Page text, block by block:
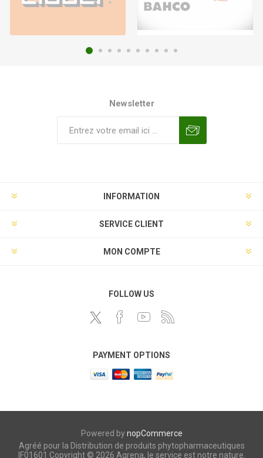
Newsletter
INFORMATION
SERVICE CLIENT
MON COMPTE
FOLLOW US
PAYMENT OPTIONS
Powered bynopCommerce
Agréé pour la Distribution de produits phytopharmaceutiques
IF01601 Copyright © 2026 Agrena, le service est notre nature.